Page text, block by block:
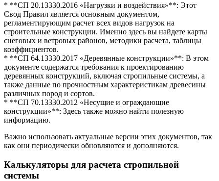
* **СП 20.13330.2016 «Нагрузки и воздействия»**: Этот
Свод Правил является основным документом,
регламентирующим расчет всех видов нагрузок на
строительные конструкции. Именно здесь вы найдете карты
снеговых и ветровых районов, методики расчета, таблицы
коэффициентов.
* **СП 64.13330.2017 «Деревянные конструкции»**: В этом
документе содержатся требования к проектированию
деревянных конструкций, включая стропильные системы, а
также данные по прочностным характеристикам древесины
различных пород и сортов.
* **СП 70.13330.2012 «Несущие и ограждающие
конструкции»**: Здесь также можно найти полезную
информацию.
Важно использовать актуальные версии этих документов, так
как они периодически обновляются и дополняются.
Калькуляторы для расчета стропильной
системы